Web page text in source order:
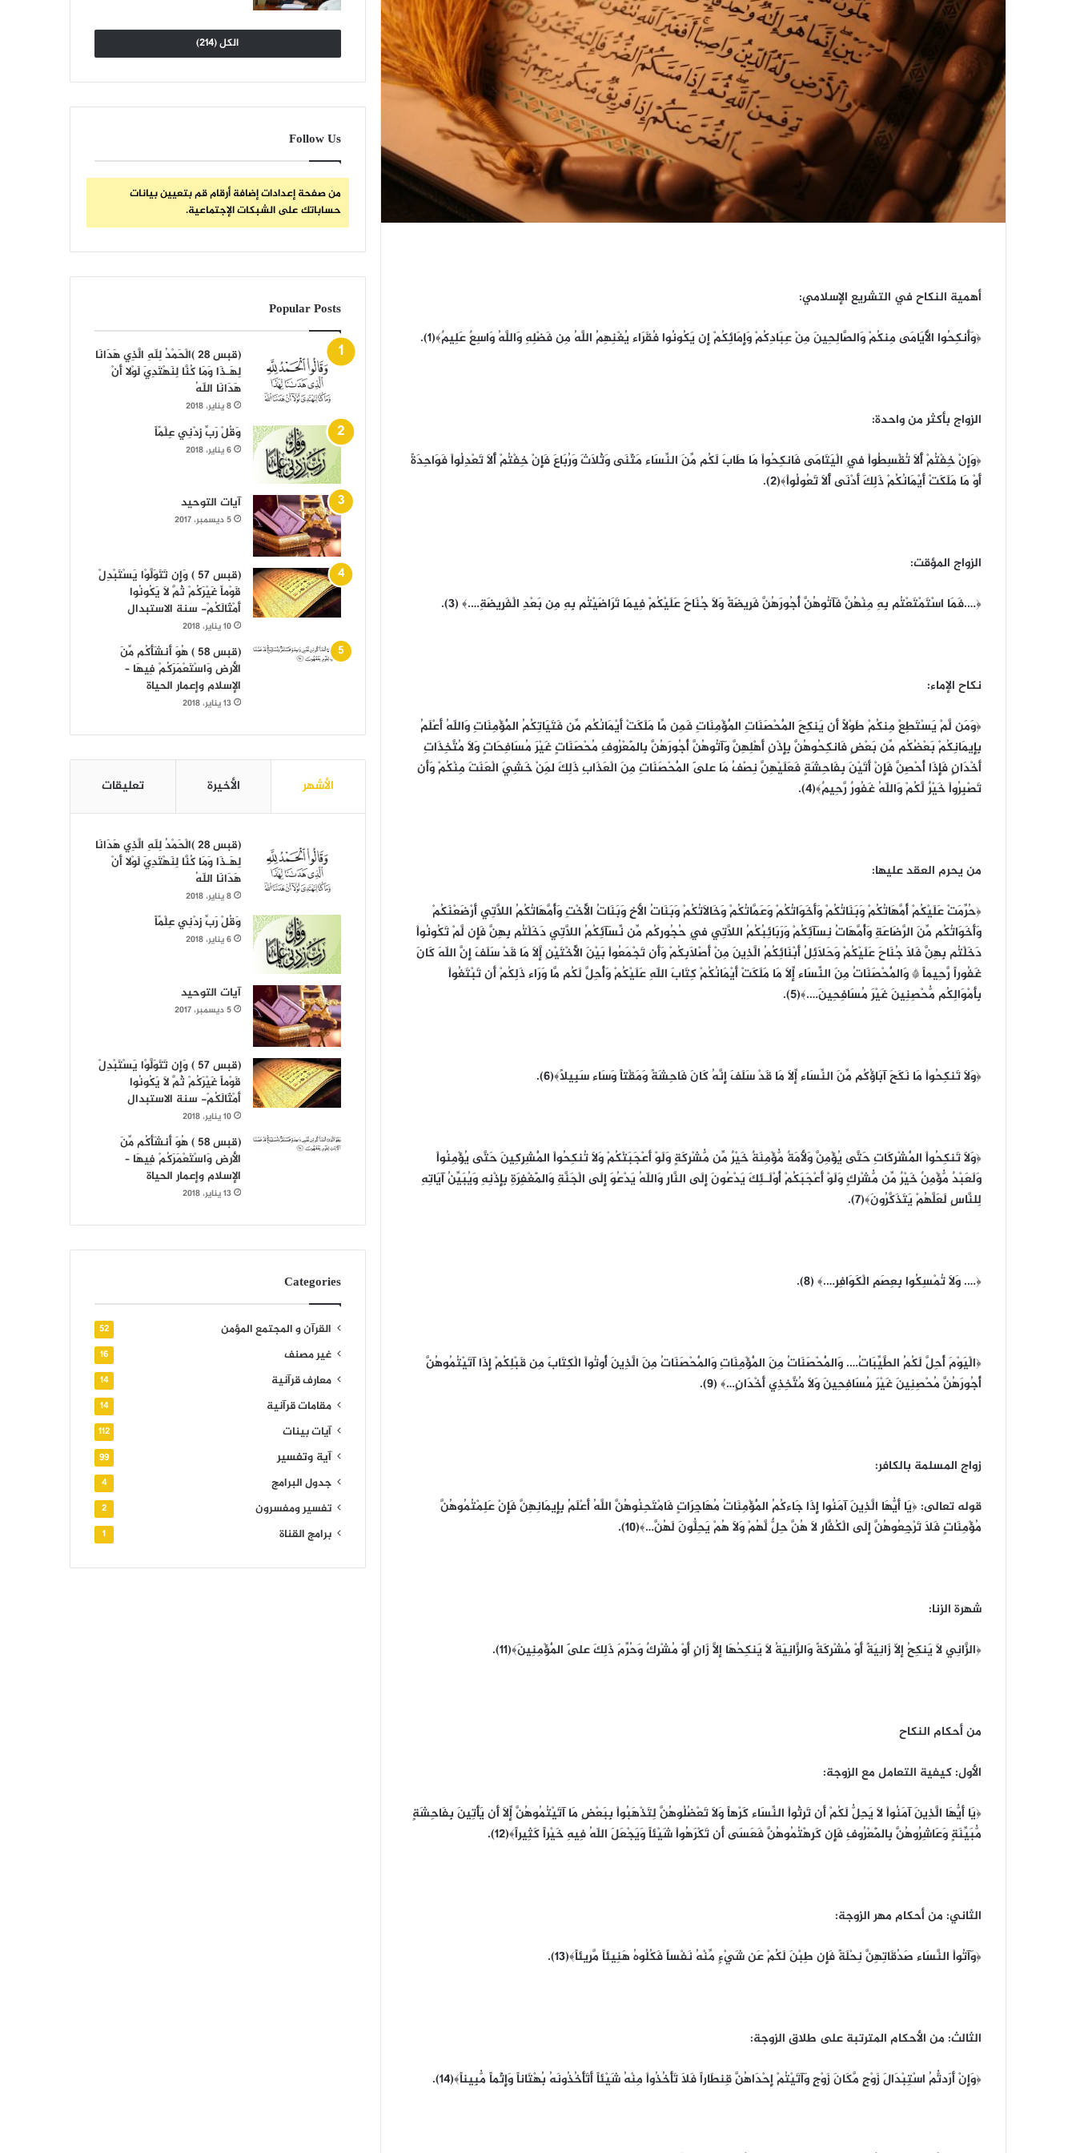
أهمية النكاح في التشريع الإسلامي:
﴿وَأَنكِحُوا الْأَيَامَى مِنكُمْ وَالصَّالِحِينَ مِنْ عِبَادِكُمْ وَإِمَائِكُمْ إِن يَكُونُوا فُقَرَاء يُغْنِهِمُ اللَّهُ مِن فَضْلِهِ وَاللَّهُ وَاسِعٌ عَلِيمٌ﴾(1).
الزواج بأكثر من واحدة:
﴿وَإِنْ خِفْتُمْ أَلاَّ تُقْسِطُواْ فِي الْيَتَامَى فَانكِحُواْ مَا طَابَ لَكُم مِّنَ النِّسَاء مَثْنَى وَثُلاَثَ وَرُبَاعَ فَإِنْ خِفْتُمْ أَلاَّ تَعْدِلُواْ فَوَاحِدَةً
أَوْ مَا مَلَكَتْ أَيْمَانُكُمْ ذَلِكَ أَدْنَى أَلاَّ تَعُولُواْ﴾(2).
الزواج المؤقت:
﴿….فَمَا اسْتَمْتَعْتُم بِهِ مِنْهُنَّ فَآتُوهُنَّ أُجُورَهُنَّ فَرِيضَةً وَلاَ جُنَاحَ عَلَيْكُمْ فِيمَا تَرَاضَيْتُم بِهِ مِن بَعْدِ الْفَرِيضَةِ….﴾ (3).
نكاح الإماء:
﴿وَمَن لَّمْ يَسْتَطِعْ مِنكُمْ طَوْلاً أَن يَنكِحَ الْمُحْصَنَاتِ الْمُؤْمِنَاتِ فَمِن مِّا مَلَكَتْ أَيْمَانُكُم مِّن فَتَيَاتِكُمُ الْمُؤْمِنَاتِ وَاللّهُ أَعْلَمُ
بِإِيمَانِكُمْ بَعْضُكُم مِّن بَعْضٍ فَانكِحُوهُنَّ بِإِذْنِ أَهْلِهِنَّ وَآتُوهُنَّ أُجُورَهُنَّ بِالْمَعْرُوفِ مُحْصَنَاتٍ غَيْرَ مُسَافِحَاتٍ وَلاَ مُتَّخِذَاتِ
أَخْدَانٍ فَإِذَا أُحْصِنَّ فَإِنْ أَتَيْنَ بِفَاحِشَةٍ فَعَلَيْهِنَّ نِصْفُ مَا عَلَى الْمُحْصَنَاتِ مِنَ الْعَذَابِ ذَلِكَ لِمَنْ خَشِيَ الْعَنَتَ مِنْكُمْ وَأَن
تَصْبِرُواْ خَيْرٌ لَّكُمْ وَاللّهُ غَفُورٌ رَّحِيمٌ﴾(4).
من يحرم العقد عليها:
﴿حُرِّمَتْ عَلَيْكُمْ أُمَّهَاتُكُمْ وَبَنَاتُكُمْ وَأَخَوَاتُكُمْ وَعَمَّاتُكُمْ وَخَالاَتُكُمْ وَبَنَاتُ الأَخِ وَبَنَاتُ الأُخْتِ وَأُمَّهَاتُكُمُ اللاَّتِي أَرْضَعْنَكُمْ
وَأَخَوَاتُكُم مِّنَ الرَّضَاعَةِ وَأُمَّهَاتُ نِسَآئِكُمْ وَرَبَائِبُكُمُ اللاَّتِي فِي حُجُورِكُم مِّن نِّسَآئِكُمُ اللاَّتِي دَخَلْتُم بِهِنَّ فَإِن لَّمْ تَكُونُواْ
دَخَلْتُم بِهِنَّ فَلاَ جُنَاحَ عَلَيْكُمْ وَحَلاَئِلُ أَبْنَائِكُمُ الَّذِينَ مِنْ أَصْلاَبِكُمْ وَأَن تَجْمَعُواْ بَيْنَ الأُخْتَيْنِ إَلاَّ مَا قَدْ سَلَفَ إِنَّ اللّهَ كَانَ
غَفُوراً رَّحِيماً * وَالْمُحْصَنَاتُ مِنَ النِّسَاء إِلاَّ مَا مَلَكَتْ أَيْمَانُكُمْ كِتَابَ اللّهِ عَلَيْكُمْ وَأُحِلَّ لَكُم مَّا وَرَاء ذَلِكُمْ أَن تَبْتَغُواْ
بِأَمْوَالِكُم مُّحْصِنِينَ غَيْرَ مُسَافِحِينَ….﴾(5).
﴿وَلاَ تَنكِحُواْ مَا نَكَحَ آبَاؤُكُم مِّنَ النِّسَاء إِلاَّ مَا قَدْ سَلَفَ إِنَّهُ كَانَ فَاحِشَةً وَمَقْتاً وَسَاء سَبِيلاً﴾(6).
﴿وَلاَ تَنكِحُواْ الْمُشْرِكَاتِ حَتَّى يُؤْمِنَّ وَلأَمَةٌ مُّؤْمِنَةٌ خَيْرٌ مِّن مُّشْرِكَةٍ وَلَوْ أَعْجَبَتْكُمْ وَلاَ تُنكِحُواْ الْمُشِرِكِينَ حَتَّى يُؤْمِنُواْ
وَلَعَبْدٌ مُّؤْمِنٌ خَيْرٌ مِّن مُّشْرِكٍ وَلَوْ أَعْجَبَكُمْ أُوْلَـئِكَ يَدْعُونَ إِلَى النَّارِ وَاللّهُ يَدْعُوَ إِلَى الْجَنَّةِ وَالْمَغْفِرَةِ بِإِذْنِهِ وَيُبَيِّنُ آيَاتِهِ
لِلنَّاسِ لَعَلَّهُمْ يَتَذَكَّرُونَ﴾(7).
﴿…. وَلاَ تُمْسِكُوا بِعِصَمِ الْكَوَافِرِ….﴾ (8).
﴿الْيَوْمَ أُحِلَّ لَكُمُ الطَّيِّبَاتُ…. وَالْمُحْصَنَاتُ مِنَ الْمُؤْمِنَاتِ وَالْمُحْصَنَاتُ مِنَ الَّذِينَ أُوتُواْ الْكِتَابَ مِن قَبْلِكُمْ إِذَا آتَيْتُمُوهُنَّ
أُجُورَهُنَّ مُحْصِنِينَ غَيْرَ مُسَافِحِينَ وَلاَ مُتَّخِذِي أَخْدَانٍ…﴾ (9).
زواج المسلمة بالكافر:
قوله تعالى: ﴿يَا أَيُّهَا الَّذِينَ آمَنُوا إِذَا جَاءكُمُ الْمُؤْمِنَاتُ مُهَاجِرَاتٍ فَامْتَحِنُوهُنَّ اللَّهُ أَعْلَمُ بِإِيمَانِهِنَّ فَإِنْ عَلِمْتُمُوهُنَّ
مُؤْمِنَاتٍ فَلاَ تَرْجِعُوهُنَّ إِلَى الْكُفَّارِ لاَ هُنَّ حِلٌّ لَّهُمْ وَلاَ هُمْ يَحِلُّونَ لَهُنَّ…﴾(10).
شهرة الزنا:
﴿الزَّانِي لاَ يَنكِحُ إلاّ زَانِيَةً أَوْ مُشْرِكَةً وَالزَّانِيَةُ لاَ يَنكِحُهَا إلاَّ زَانٍ أَوْ مُشْرِكٌ وَحُرِّمَ ذَلِكَ عَلَى الْمُؤْمِنِينَ﴾(11).
من أحكام النكاح
الأول: كيفية التعامل مع الزوجة:
﴿يَا أَيُّهَا الَّذِينَ آمَنُواْ لاَ يَحِلُّ لَكُمْ أَن تَرِثُواْ النِّسَاء كَرْهاً وَلاَ تَعْضُلُوهُنَّ لِتَذْهَبُواْ بِبَعْضِ مَا آتَيْتُمُوهُنَّ إِلاَّ أَن يَأْتِينَ بِفَاحِشَةٍ
مُّبَيِّنَةٍ وَعَاشِرُوهُنَّ بِالْمَعْرُوفِ فَإِن كَرِهْتُمُوهُنَّ فَعَسَى أَن تَكْرَهُواْ شَيْئاً وَيَجْعَلَ اللّهُ فِيهِ خَيْراً كَثِيراً﴾(12).
الثاني: من أحكام مهر الزوجة:
﴿وَآتُواْ النَّسَاء صَدُقَاتِهِنَّ نِحْلَةً فَإِن طِبْنَ لَكُمْ عَن شَيْءٍ مِّنْهُ نَفْساً فَكُلُوهُ هَنِيئاً مَّرِيئاً﴾(13).
الثالث: من الأحكام المترتبة على طلاق الزوجة:
﴿وَإِنْ أَرَدتُّمُ اسْتِبْدَالَ زَوْجٍ مَّكَانَ زَوْجٍ وَآتَيْتُمْ إِحْدَاهُنَّ قِنطَاراً فَلاَ تَأْخُذُواْ مِنْهُ شَيْئاً أَتَأْخُذُونَهُ بُهْتَاناً وَإِثْماً مُّبِيناً﴾(14).
الكل (214)
Follow Us
من صفحة إعدادات إضافة أرقام قم بتعيين بيانات
حساباتك على الشبكات الإجتماعية.
Popular Posts
(قبس 28 )الْحَمْدُ لِلّهِ الَّذِي هَدَانَا
لِهَـذَا وَمَا كُنَّا لِنَهْتَدِيَ لَوْلا أَنْ
هَدَانَا اللّهُ
8 يناير، 2018
وَقُلْ رَبِّ زِدْنِي عِلْمًاً
6 يناير، 2018
آيات التوحيد
5 ديسمبر، 2017
(قبس 57 ) وَإِن تَتَوَلَّوْا يَسْتَبْدِلْ
قَوْماً غَيْرَكُمْ ثُمَّ لَا يَكُونُوا
أَمْثَالَكُمْ- سنة الاستبدال
10 يناير، 2018
(قبس 58 ) هُوَ أَنشَأَكُم مِّنَ
الأرض وَاسْتَعْمَرَكُمْ فِيهَا –
الإسلام وإعمار الحياة
13 يناير، 2018
الأشهر الأخيرة تعليقات
(قبس 28 )الْحَمْدُ لِلّهِ الَّذِي هَدَانَا
لِهَـذَا وَمَا كُنَّا لِنَهْتَدِيَ لَوْلا أَنْ
هَدَانَا اللّهُ
8 يناير، 2018
وَقُلْ رَبِّ زِدْنِي عِلْمًاً
6 يناير، 2018
آيات التوحيد
5 ديسمبر، 2017
(قبس 57 ) وَإِن تَتَوَلَّوْا يَسْتَبْدِلْ
قَوْماً غَيْرَكُمْ ثُمَّ لَا يَكُونُوا
أَمْثَالَكُمْ- سنة الاستبدال
10 يناير، 2018
(قبس 58 ) هُوَ أَنشَأَكُم مِّنَ
الأرض وَاسْتَعْمَرَكُمْ فِيهَا –
الإسلام وإعمار الحياة
13 يناير، 2018
Categories
القرآن و المجتمع المؤمن 52
غير مصنف 16
معارف قرآنية 14
مقامات قرآنية 14
آيات بينات 112
آية وتفسير 99
جدول البرامج 4
تفسير ومفسرون 2
برامج القناة 1